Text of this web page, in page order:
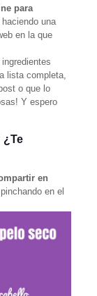
para
una
en la que
lista completa,
o que lo
Y espero
¿Te
en
en el